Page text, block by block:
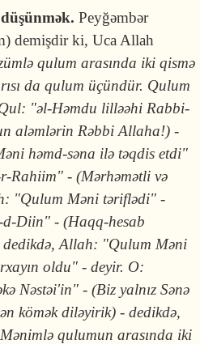
Peyğəmbər
demişdir ki, Uca Allah
qulum arasında iki qismə
da qulum üçündür. Qulum
"əl-Həmdu lilləəhi Rabbi-
aləmlərin Rəbbi Allaha!) -
həmd-səna ilə təqdis etdi"
Rahiim" - (Mərhəmətli və
"Qulum Məni təriflədi" -
Diin" - (Haqq-hesab
Allah: "Qulum Məni
oldu" - deyir. O:
Nəstəi'in" - (Biz yalnız Sənə
kömək diləyirik) - dedikdə,
qulumun arasında iki